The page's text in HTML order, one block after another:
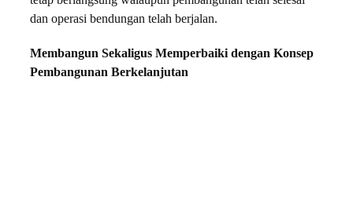
dan operasi bendungan telah berjalan.
Membangun Sekaligus Memperbaiki dengan Konsep
Pembangunan Berkelanjutan